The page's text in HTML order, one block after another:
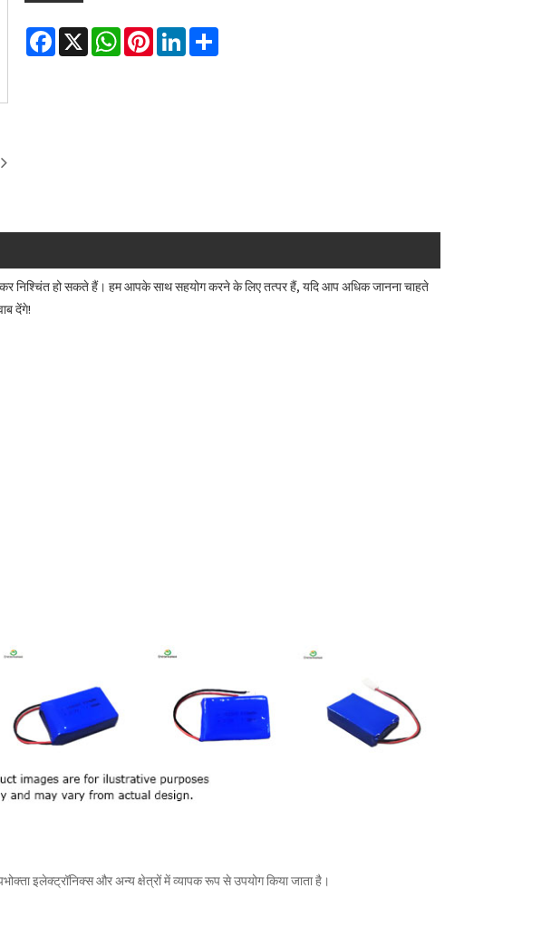
Facebook
X WhatsAppPinterestLinkedInShare
निश्चिंत हो सकते हैं। हम आपके साथ सहयोग करने के लिए तत्पर हैं, यदि आप अधिक जानना चाहते
देंगे!
इलेक्ट्रॉनिक्स और अन्य क्षेत्रों में व्यापक रूप से उपयोग किया जाता है।